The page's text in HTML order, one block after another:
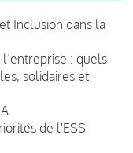
Inclusion dans la
: quels
solidaires et
de l'ESS